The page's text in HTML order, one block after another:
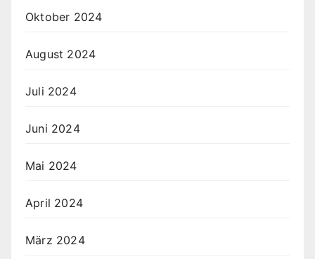
Oktober 2024
August 2024
Juli 2024
Juni 2024
Mai 2024
April 2024
März 2024